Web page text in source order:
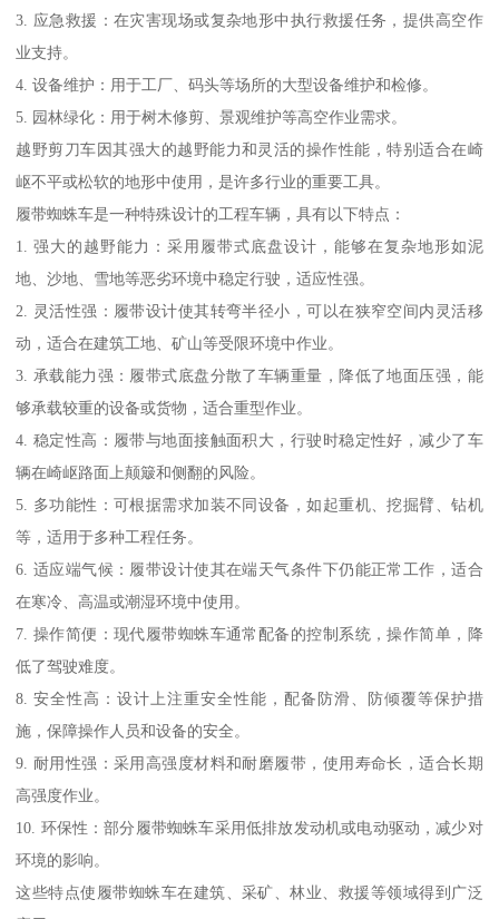
3. 应急救援：在灾害现场或复杂地形中执行救援任务，提供高空作
业支持。
4. 设备维护：用于工厂、码头等场所的大型设备维护和检修。
5. 园林绿化：用于树木修剪、景观维护等高空作业需求。
越野剪刀车因其强大的越野能力和灵活的操作性能，特别适合在崎
岖不平或松软的地形中使用，是许多行业的重要工具。
履带蜘蛛车是一种特殊设计的工程车辆，具有以下特点：
1. 强大的越野能力：采用履带式底盘设计，能够在复杂地形如泥
地、沙地、雪地等恶劣环境中稳定行驶，适应性强。
2. 灵活性强：履带设计使其转弯半径小，可以在狭窄空间内灵活移
动，适合在建筑工地、矿山等受限环境中作业。
3. 承载能力强：履带式底盘分散了车辆重量，降低了地面压强，能
够承载较重的设备或货物，适合重型作业。
4. 稳定性高：履带与地面接触面积大，行驶时稳定性好，减少了车
辆在崎岖路面上颠簸和侧翻的风险。
5. 多功能性：可根据需求加装不同设备，如起重机、挖掘臂、钻机
等，适用于多种工程任务。
6. 适应端气候：履带设计使其在端天气条件下仍能正常工作，适合
在寒冷、高温或潮湿环境中使用。
7. 操作简便：现代履带蜘蛛车通常配备的控制系统，操作简单，降
低了驾驶难度。
8. 安全性高：设计上注重安全性能，配备防滑、防倾覆等保护措
施，保障操作人员和设备的安全。
9. 耐用性强：采用高强度材料和耐磨履带，使用寿命长，适合长期
高强度作业。
10. 环保性：部分履带蜘蛛车采用低排放发动机或电动驱动，减少对
环境的影响。
这些特点使履带蜘蛛车在建筑、采矿、林业、救援等领域得到广泛